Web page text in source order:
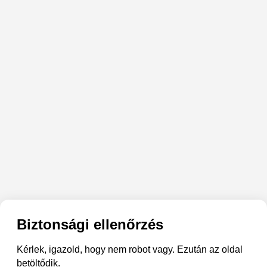
Biztonsági ellenőrzés
Kérlek, igazold, hogy nem robot vagy. Ezután az oldal
betöltődik.